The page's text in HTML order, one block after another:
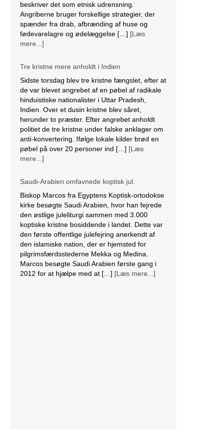
beskriver det som etnisk udrensning.
Angriberne bruger forskellige strategier, der
spænder fra drab, afbrænding af huse og
fødevarelagre og ødelæggelse […] [Læs
mere...]
Tre kristne mere anholdt i Indien
Sidste torsdag blev tre kristne fængslet, efter at
de var blevet angrebet af en pøbel af radikale
hinduistiske nationalister i Uttar Pradesh,
Indien. Over et dusin kristne blev såret,
herunder to præster. Efter angrebet anholdt
politiet de tre kristne under falske anklager om
anti-konvertering. Ifølge lokale kilder brød en
pøbel på over 20 personer ind […] [Læs
mere...]
Saudi-Arabien omfavnede koptisk jul.
Biskop Marcos fra Egyptens Koptisk-ortodokse
kirke besøgte Saudi Arabien, hvor han fejrede
den østlige juleliturgi sammen med 3.000
koptiske kristne bosiddende i landet. Dette var
den første offentlige julefejring anerkendt af
den islamiske nation, der er hjemsted for
pilgrimsfærdsstederne Mekka og Medina.
Marcos besøgte Saudi Arabien første gang i
2012 for at hjælpe med at […] [Læs mere...]